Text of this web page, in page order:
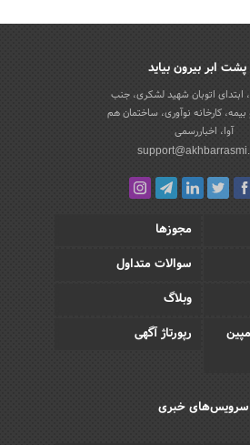
پشت ابر بیرون بیاید
ابتدای اتوبان شهید لشکری، جنب
بیمه، کارخانه نوآوری، ساختمان هم
آوا، اخباررسمی
مجوزها
سوالات متداول
وبلاگ
رپورتاژ آگهی
سرویس‌های خبری